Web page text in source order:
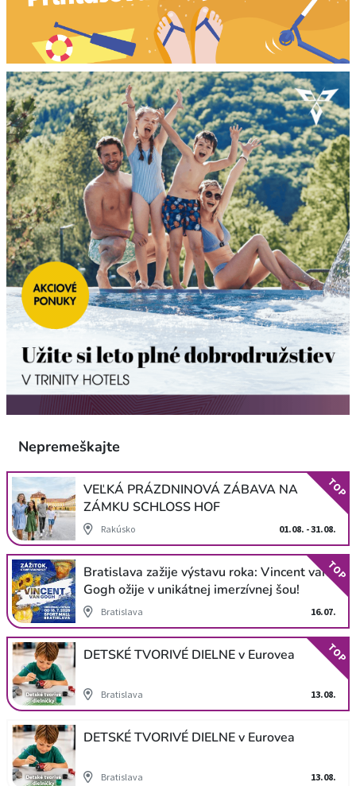
Nepremeškajte
VEĽKÁ PRÁZDNINOVÁ ZÁBAVA NA
ZÁMKU SCHLOSS HOF
Rakúsko 01.08. - 31.08.
TOP
Bratislava zažije výstavu roka: Vincent van
Gogh ožije v unikátnej imerzívnej šou!
Bratislava 16.07.
TOP
DETSKÉ TVORIVÉ DIELNE v Eurovea
Bratislava 13.08.
TOP
DETSKÉ TVORIVÉ DIELNE v Eurovea
Bratislava 13.08.